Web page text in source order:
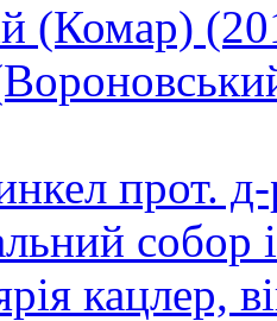
(Комар)
прот.
собор
кацлер,